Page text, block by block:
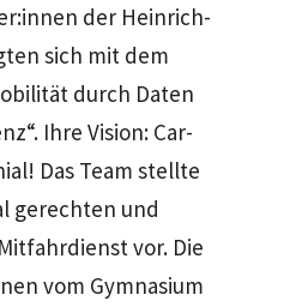
der Heinrich-
sich mit dem
durch Daten
Ihre Vision: Car-
Das Team stellte
gerechten und
vor. Die
vom Gymnasium